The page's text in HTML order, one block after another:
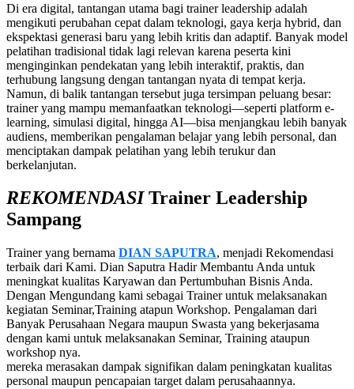
Di era digital, tantangan utama bagi trainer leadership adalah
mengikuti perubahan cepat dalam teknologi, gaya kerja hybrid, dan
ekspektasi generasi baru yang lebih kritis dan adaptif. Banyak model
pelatihan tradisional tidak lagi relevan karena peserta kini
menginginkan pendekatan yang lebih interaktif, praktis, dan
terhubung langsung dengan tantangan nyata di tempat kerja.
Namun, di balik tantangan tersebut juga tersimpan peluang besar:
trainer yang mampu memanfaatkan teknologi—seperti platform e-
learning, simulasi digital, hingga AI—bisa menjangkau lebih banyak
audiens, memberikan pengalaman belajar yang lebih personal, dan
menciptakan dampak pelatihan yang lebih terukur dan
berkelanjutan.
REKOMENDASITrainer Leadership
Sampang
Trainer yang bernama DIAN SAPUTRA, menjadi Rekomendasi
terbaik dari Kami. Dian Saputra Hadir Membantu Anda untuk
meningkat kualitas Karyawan dan Pertumbuhan Bisnis Anda.
Dengan Mengundang kami sebagai Trainer untuk melaksanakan
kegiatan Seminar,Training atapun Workshop. Pengalaman dari
Banyak Perusahaan Negara maupun Swasta yang bekerjasama
dengan kami untuk melaksanakan Seminar, Training ataupun
workshop nya.
mereka merasakan dampak signifikan dalam peningkatan kualitas
personal maupun pencapaian target dalam perusahaannya.